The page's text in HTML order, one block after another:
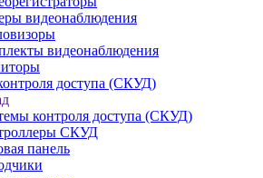
видеонаблюдения
видеонаблюдения
доступа (СКУД)
контроля доступа (СКУД)
СКУД
панель